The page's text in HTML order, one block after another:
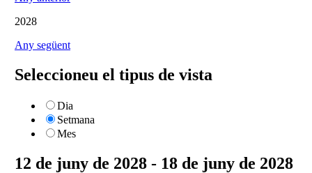
2028
Any següent
Seleccioneu el tipus de vista
Dia
Setmana
Mes
12 de juny de 2028 - 18 de juny de 2028